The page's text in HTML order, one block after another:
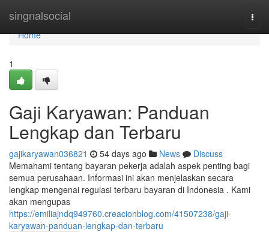
singnalsocial
Home
Home
1
Gaji Karyawan: Panduan
Lengkap dan Terbaru
gajikaryawan036821 54 days ago News
Discuss
Memahami tentang bayaran pekerja adalah aspek penting bagi
semua perusahaan. Informasi ini akan menjelaskan secara
lengkap mengenai regulasi terbaru bayaran di Indonesia . Kami
akan mengupas
https://emiliajndq949760.creacionblog.com/41507238/gaji-
karyawan-panduan-lengkap-dan-terbaru